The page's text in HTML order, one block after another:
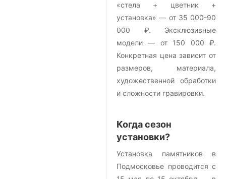
«стела + цветник +
установка» — от 35 000-90
000 ₽. Эксклюзивные
модели — от 150 000 ₽.
Конкретная цена зависит от
размеров, материала,
художественной обработки
и сложности гравировки.
Когда сезон
установки?
Установка памятников в
Подмосковье проводится с